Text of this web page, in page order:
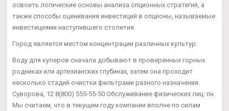
освоить логические основы анализа опционных стратегий, а
также способы оценивания инвестиций в опционы, называемые
инвестициями наступившего столетия.
Город является местом концентрации различных культур.
Воду для кулеров сначала добывают в проверенных горных
родниках или артезианских глубинах, затем она проходит
несколько стадий очистки фильтрами разного назначения.
Суворова, 12 8(800) 555-55-50 Обслуживание физических лиц: пн.
Мы считаем, что в текущем году компании вполне по силам